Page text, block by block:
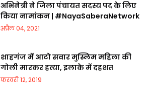
अभिनेत्री ने जिला पंचायत सदस्य पद के लिए
किया नामांकन | #NayaSaberaNetwork
अप्रैल 04, 2021
शाहगंज में आटो सवार मुस्लिम महिला की
गोली मारकर हत्या, इलाके में दहशत
फ़रवरी 12, 2019